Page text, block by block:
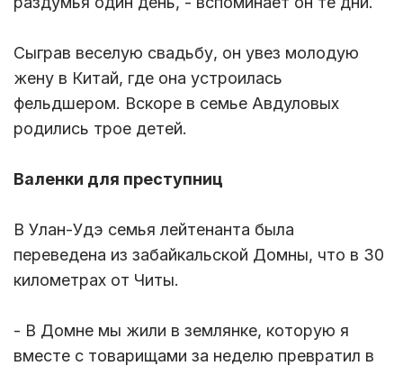
Сыграв веселую свадьбу, он увез молодую
жену в Китай, где она устроилась
фельдшером. Вскоре в семье Авдуловых
родились трое детей.
Валенки для преступниц
В Улан-Удэ семья лейтенанта была
переведена из забайкальской Домны, что в 30
километрах от Читы.
- В Домне мы жили в землянке, которую я
вместе с товарищами за неделю превратил в